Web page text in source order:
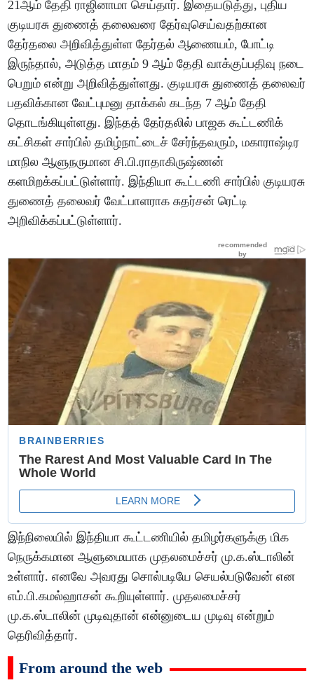
21ஆம் தேதி ராஜி​னாமா செய்​தார். இதையடுத்து, புதிய
குடியரசு துணைத் தலைவரை தேர்வுசெய்வதற்கான
தேர்தலை அறிவித்துள்ள தேர்தல் ஆணையம், போட்டி
இருந்தால், அடுத்த மாதம் 9 ஆம் தேதி வாக்குப்பதிவு நடை​
பெறும் என்று அறி​வித்​துள்​ளது. குடியரசு துணைத் தலை​வர்
பதவிக்​கான வேட்​புமனு தாக்​கல் கடந்த 7 ஆம் தேதி
தொடங்​கியுள்ளது. இந்தத் தேர்தலில் பாஜக கூட்டணிக்
கட்சிகள் சார்பில் தமிழ்நாட்டைச் சேர்ந்தவரும், மகாராஷ்டிர
மாநில ஆளுநருமான சி.பி.ராதாகிருஷ்ணன்
களமிறக்கப்பட்டுள்ளார். இந்தியா கூட்டணி சார்பில் குடியரசு
துணைத் தலைவர் வேட்பாளராக சுதர்சன் ரெட்டி
அறிவிக்கப்பட்டுள்ளார்.
இந்நிலையில் இந்தியா கூட்டணியில் தமிழர்களுக்கு மிக
நெருக்கமான ஆளுமையாக முதலமைச்சர் மு.க.ஸ்டாலின்
உள்ளார். எனவே அவரது சொல்படியே செயல்படுவேன் என
எம்.பி.கமல்ஹாசன் கூறியுள்ளார். முதலமைச்சர்
மு.க.ஸ்டாலின் முடிவுதான் என்னுடைய முடிவு என்றும்
தெரிவித்தார்.
From around the web